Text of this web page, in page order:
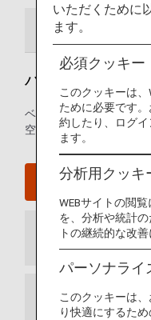
空港ガイド
ハノイ - ノイバ
ベトナム・ノイバイ国
空港内に関するその他の
ハノイ - ノイ
到着ターミナル
出発ターミナル
いただくために
ます。
必須クッキー
このクッキーは
ために必要です
約したり、ログ
ます。
分析用クッキ
WEBサイトの閲
を、分析や統計の
トの継続的な改善
パーソナライ
このクッキーは
り快適にするた